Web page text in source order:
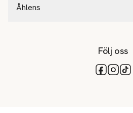
Åhlens
Följ oss